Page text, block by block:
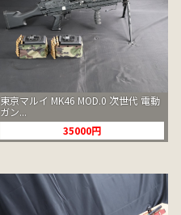
東京マルイ MK46 MOD.0 次世代 電動
ガン...
35000円